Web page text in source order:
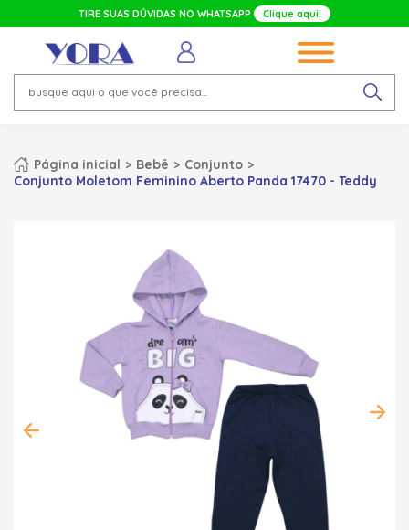
TIRE SUAS DÚVIDAS NO WHATSAPP Clique aqui!
Página inicial Bebê
Conjunto
Conjunto Moletom Feminino Aberto Panda 17470 - Teddy